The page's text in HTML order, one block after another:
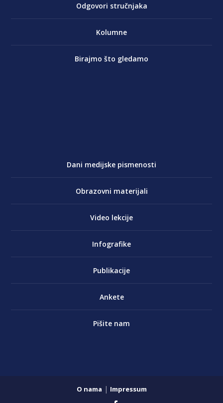
Odgovori stručnjaka
Kolumne
Birajmo što gledamo
Dani medijske pismenosti
Obrazovni materijali
Video lekcije
Infografike
Publikacije
Ankete
Pišite nam
O nama | Impressum